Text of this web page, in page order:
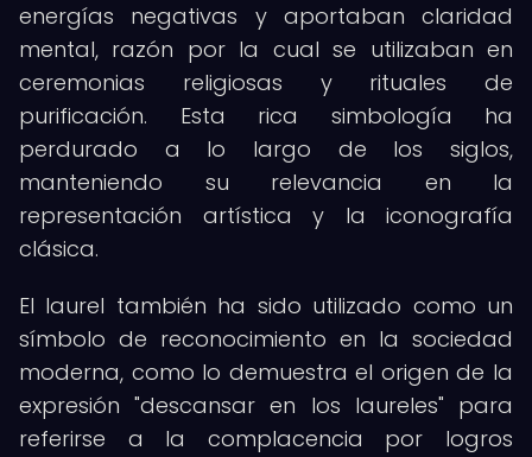
energías negativas y aportaban claridad
mental, razón por la cual se utilizaban en
ceremonias religiosas y rituales de
purificación. Esta rica simbología ha
perdurado a lo largo de los siglos,
manteniendo su relevancia en la
representación artística y la iconografía
clásica.
El laurel también ha sido utilizado como un
símbolo de reconocimiento en la sociedad
moderna, como lo demuestra el origen de la
expresión "descansar en los laureles" para
referirse a la complacencia por logros